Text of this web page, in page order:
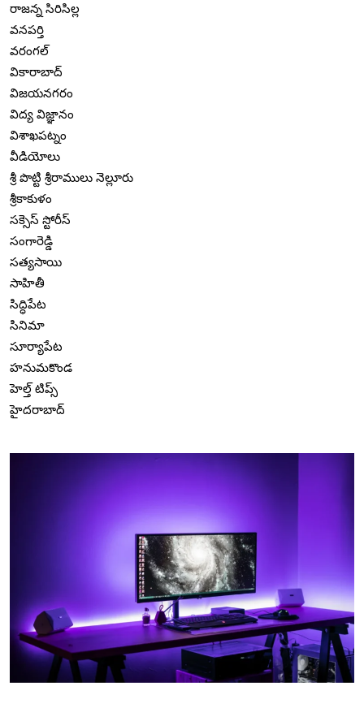
రాజన్న సిరిసిల్ల
వనపర్తి
వరంగల్
వికారాబాద్
విజయనగరం
విద్య విజ్ఞానం
విశాఖపట్నం
వీడియోలు
శ్రీ పొట్టి శ్రీరాములు నెల్లూరు
శ్రీకాకుళం
సక్సెస్ స్టోరీస్
సంగారెడ్డి
సత్యసాయి
సాహితీ
సిద్ధిపేట
సినిమా
సూర్యాపేట
హనుమకొండ
హెల్త్ టిప్స్
హైదరాబాద్